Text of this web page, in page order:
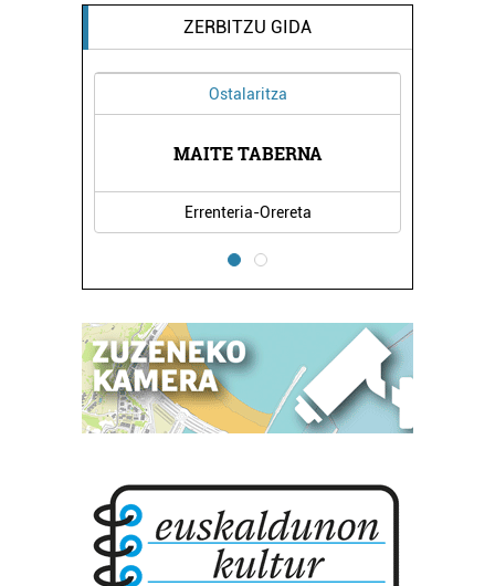
ZERBITZU GIDA
Ostalaritza
MAITE TABERNA
Errenteria-Orereta